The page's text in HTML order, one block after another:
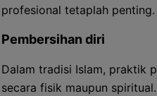
profesional tetaplah penting.
Pembersihan diri
Dalam tradisi Islam, praktik
secara fisik maupun